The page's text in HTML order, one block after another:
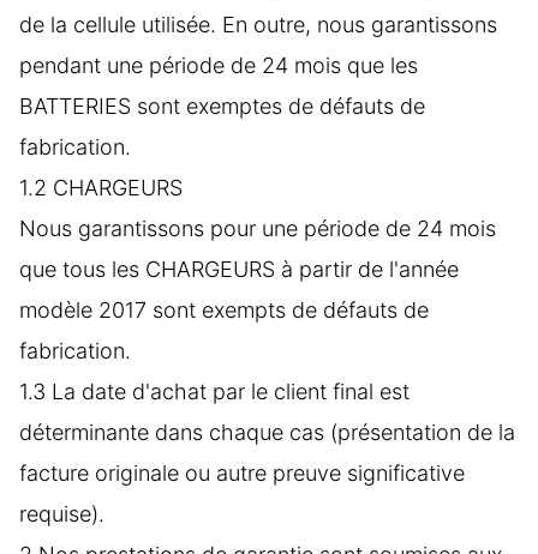
de la cellule utilisée. En outre, nous garantissons
pendant une période de 24 mois que les
BATTERIES sont exemptes de défauts de
fabrication.
1.2 CHARGEURS
Nous garantissons pour une période de 24 mois
que tous les CHARGEURS à partir de l'année
modèle 2017 sont exempts de défauts de
fabrication.
1.3 La date d'achat par le client final est
déterminante dans chaque cas (présentation de la
facture originale ou autre preuve significative
requise).